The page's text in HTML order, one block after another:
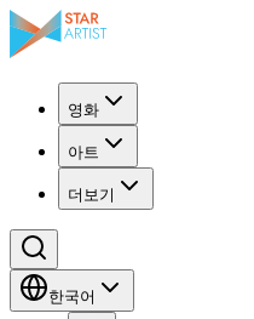
영화
아트
더보기
한국어